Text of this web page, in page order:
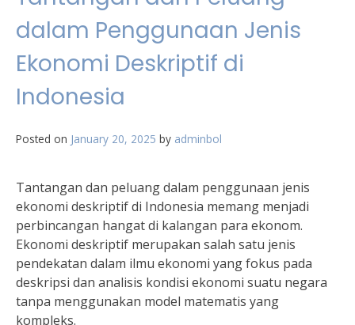
dalam Penggunaan Jenis
Ekonomi Deskriptif di
Indonesia
Posted on January 20, 2025 by adminbol
Tantangan dan peluang dalam penggunaan jenis
ekonomi deskriptif di Indonesia memang menjadi
perbincangan hangat di kalangan para ekonom.
Ekonomi deskriptif merupakan salah satu jenis
pendekatan dalam ilmu ekonomi yang fokus pada
deskripsi dan analisis kondisi ekonomi suatu negara
tanpa menggunakan model matematis yang
kompleks.